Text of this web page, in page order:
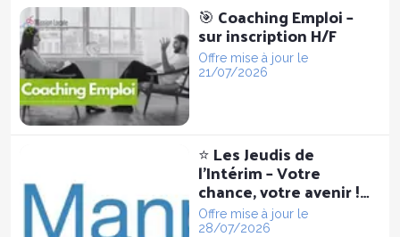
🎯 Coaching Emploi –
sur inscription H/F
Offre mise à jour le
21/07/2026
⭐ Les Jeudis de
l’Intérim – Votre
chance, votre avenir !
⭐H/F
Offre mise à jour le
28/07/2026